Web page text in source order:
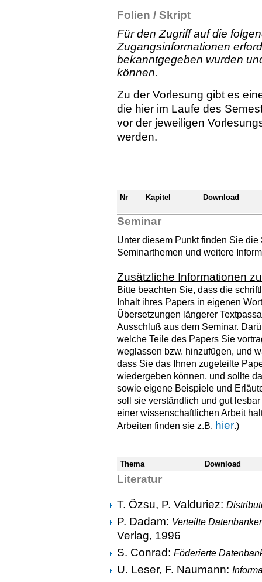
Folien / Skript
Für den Zugriff auf die
Zugangsinformationen
bekanntgegeben wurden
können.
Zu der Vorlesung gibt es
die hier im Laufe des
vor der jeweiligen
werden.
Nr Kapitel Download
Seminar
Unter diesem Punkt finden Sie
Seminarthemen und weitere
Zusätzliche Informationen
Bitte beachten Sie, dass die
Inhalt ihres Papers in eigenen
Übersetzungen längerer
Ausschluß aus dem Seminar.
welche Teile des Papers Sie
weglassen bzw. hinzufügen, und
dass Sie das Ihnen zugeteilte
wiedergeben können, und sollte
sowie eigene Beispiele und
soll sie verständlich und gut
einer wissenschaftlichen Arbeit
Arbeiten finden sie z.B. hier.)
Thema Download
Literatur
T. Özsu, P. Valduriez:
P. Dadam: Verteilte
Verlag, 1996
S. Conrad: Föderierte
U. Leser, F. Naumann: